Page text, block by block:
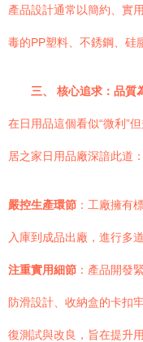
產品設計通常以簡約、實
毒的PP塑料、不銹鋼、硅
三、 核心追求：品質
在日用品這個看似“微利”
居之家日用品廠深諳此道：
嚴控生產環節 ：工廠擁有
入庫到成品出廠，進行多
注重實用細節 ：產品開發
防滑設計、收納盒的卡扣
復測試與改良，旨在提升